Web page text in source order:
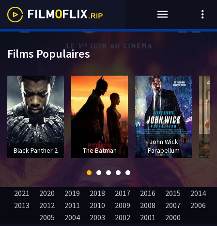
2021 2020 2019 2018 2017 2016 2015
2014
2013
2012 2011 2010 2009 2008 2007
2006
2005
2004 2003 2002 2001 2000
Films Populaires
Black Panther 2 The Batman
John Wick
Parabellum